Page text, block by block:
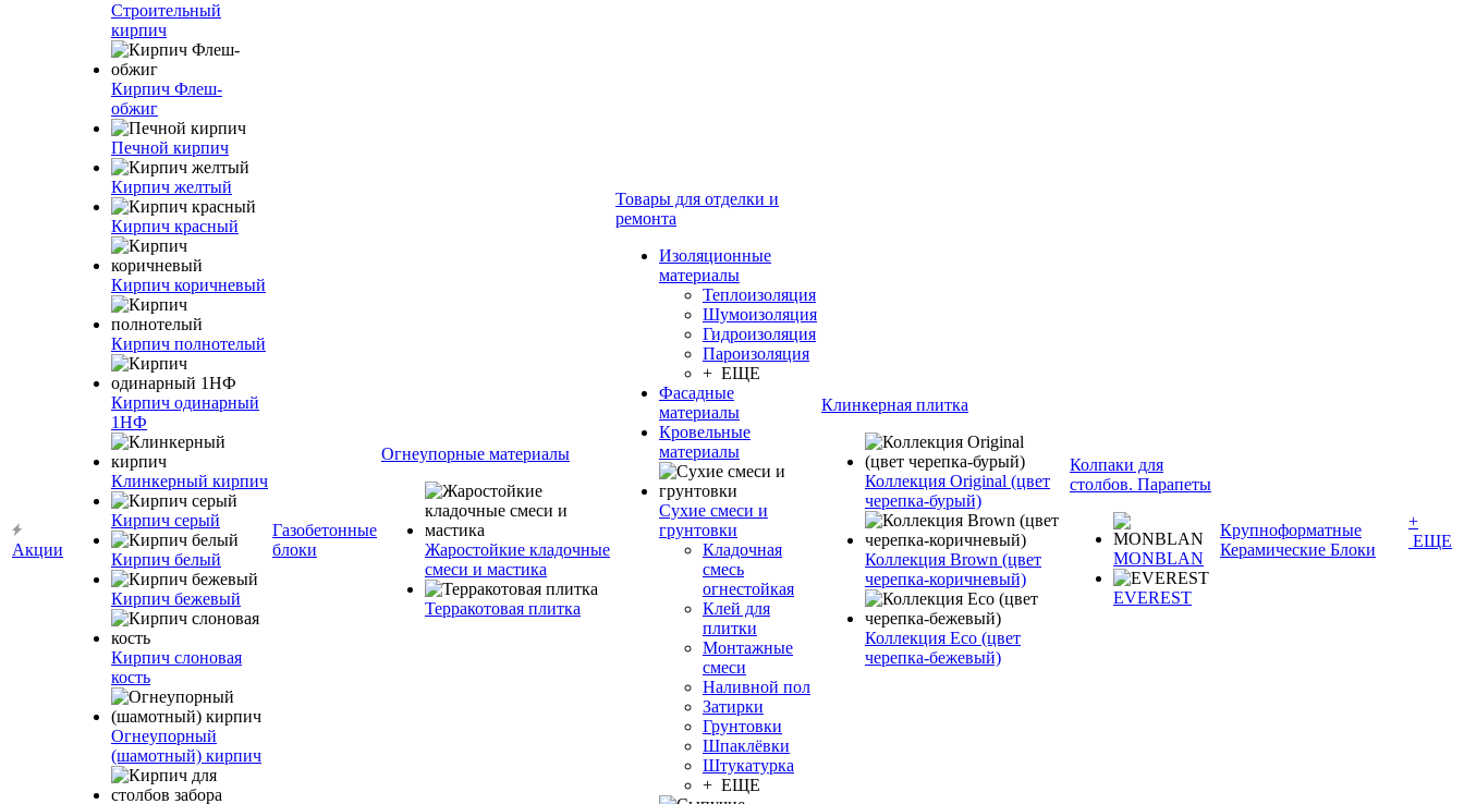
Акции
Строительный
кирпич
Кирпич Флеш-
обжиг
Печной кирпич
Кирпич желтый
Кирпич красный
Кирпич коричневый
Кирпич полнотелый
Кирпич одинарный
1НФ
Клинкерный кирпич
Кирпич серый
Кирпич белый
Кирпич бежевый
Кирпич слоновая
кость
Огнеупорный
(шамотный) кирпич
Газобетонные
блоки
Огнеупорные материалы
Жаростойкие кладочные
смеси и мастика
Терракотовая плитка
Товары для отделки и
ремонта
Изоляционные
материалы
Теплоизоляция
Шумоизоляция
Гидроизоляция
Пароизоляция
+ ЕЩЕ
Фасадные
материалы
Кровельные
материалы
Сухие смеси и
грунтовки
Кладочная
смесь
огнестойкая
Клей для
плитки
Монтажные
смеси
Наливной пол
Затирки
Грунтовки
Шпаклёвки
Штукатурка
+ ЕЩЕ
Клинкерная плитка
Коллекция Original (цвет
черепка-бурый)
Коллекция Brown (цвет
черепка-коричневый)
Коллекция Eco (цвет
черепка-бежевый)
Колпаки для
столбов. Парапеты
MONBLAN
EVEREST
Крупноформатные
Керамические Блоки
+
ЕЩЕ